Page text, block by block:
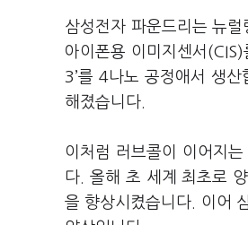
삼성전자 파운드리는 뉴
아이폰용 이미지센서
3’를 4나노 공정애서 생
해졌습니다.
이처럼 러브콜이 이어지
다. 올해 초 세계 최초로
을 향상시켰습니다. 이어